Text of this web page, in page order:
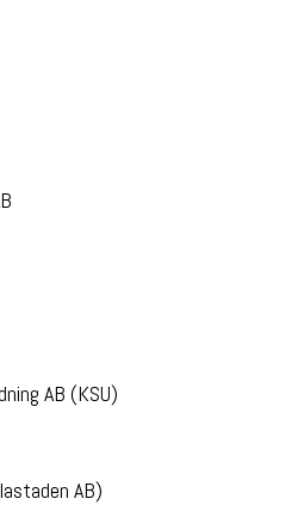
AB (KSU)
AB)